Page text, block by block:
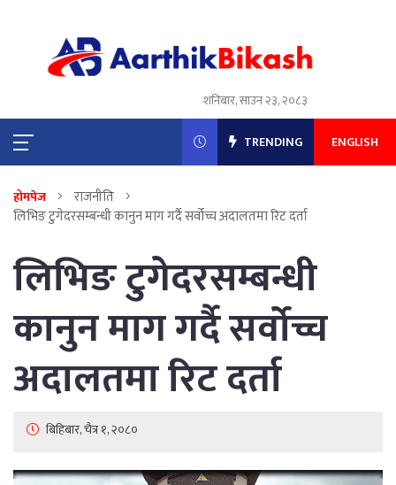
शनिबार, साउन २३, २०८३
TRENDING ENGLISH
होमपेज
राजनीति
लिभिङ टुगेदरसम्बन्धी कानुन माग गर्दै सर्वोच्च अदालतमा रिट दर्ता
लिभिङ टुगेदरसम्बन्धी
कानुन माग गर्दै सर्वोच्च
अदालतमा रिट दर्ता
बिहिबार, चैत्र १, २०८०